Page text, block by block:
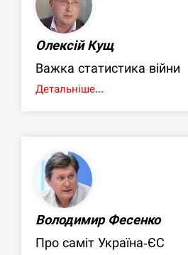
Олексій Кущ
Важка статистика війни
Детальніше...
Володимир Фесенко
Про саміт Україна-ЄС